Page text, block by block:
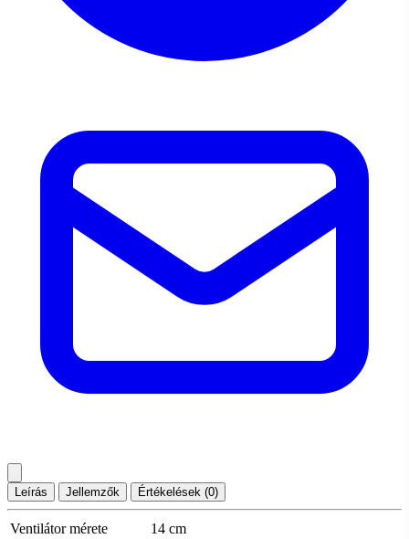
Leírás Jellemzők Értékelések (0)
Ventilátor mérete
14 cm